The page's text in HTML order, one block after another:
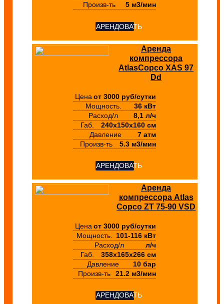
Произв-ть
5 м3/мин
АРЕНДОВАТЬ
Аренда
компрессора
AtlasCopco XAS 97
Dd
Цена от 3000 руб/сутки
Мощность.
36 кВт
Расход/л
8,1 л/ч
Габ.
240х150х160 см
Давление
7 атм
Произв-ть
5.3 м3/мин
АРЕНДОВАТЬ
Аренда
компрессора Atlas
Copco ZT 75-90 VSD
Цена от 3000 руб/сутки
Мощность.
101-116 кВт
Расход/л
л/ч
Габ.
358х165х266 см
Давление
10 бар
Произв-ть
21.2 м3/мин
АРЕНДОВАТЬ